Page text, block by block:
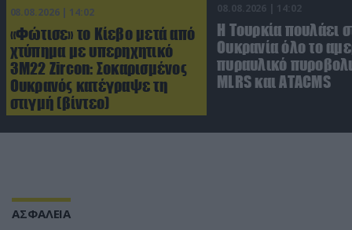
08.08.2026 | 14:02
«Φώτισε» το Κίεβο μετά από
χτύπημα με υπερηχητικό
3M22 Zircon: Σοκαρισμένος
Ουκρανός κατέγραψε τη
στιγμή (βίντεο)
08.08.2026 | 14:02
Η Τουρκία πουλάει
Ουκρανία όλο το
πυραυλικό
MLRS και ΑΤΑCMS
ΑΣΦΑΛΕΙΑ